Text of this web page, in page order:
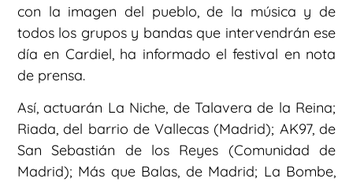
con la imagen del pueblo, de la música y de
todos los grupos y bandas que intervendrán ese
día en Cardiel, ha informado el festival en nota
de prensa.
Así, actuarán La Niche, de Talavera de la Reina;
Riada, del barrio de Vallecas (Madrid); AK97, de
San Sebastián de los Reyes (Comunidad de
Madrid); Más que Balas, de Madrid; La Bombe,